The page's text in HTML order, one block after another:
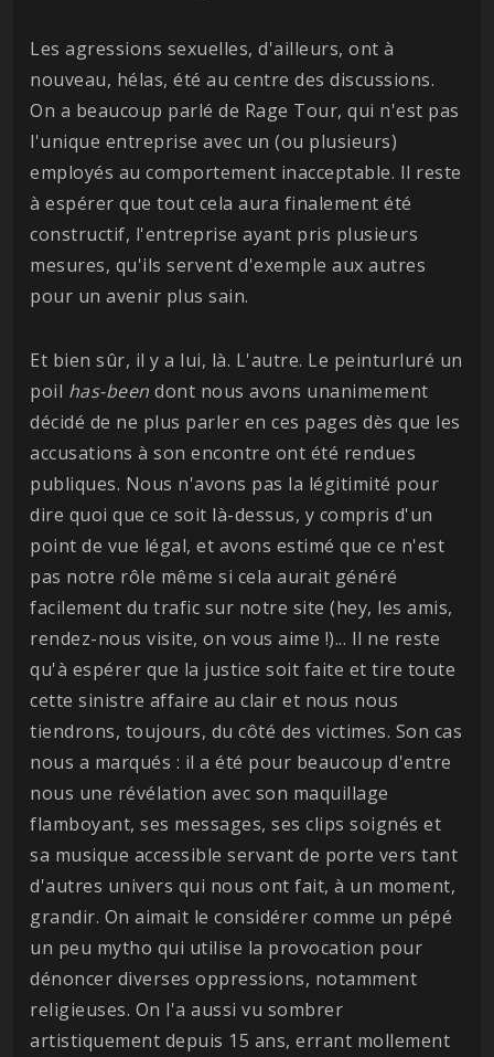
Les agressions sexuelles, d'ailleurs, ont à
nouveau, hélas, été au centre des discussions.
On a beaucoup parlé de Rage Tour, qui n'est pas
l'unique entreprise avec un (ou plusieurs)
employés au comportement inacceptable. Il reste
à espérer que tout cela aura finalement été
constructif, l'entreprise ayant pris plusieurs
mesures, qu'ils servent d'exemple aux autres
pour un avenir plus sain.
Et bien sûr, il y a lui, là. L'autre. Le peinturluré un
poil has-been dont nous avons unanimement
décidé de ne plus parler en ces pages dès que les
accusations à son encontre ont été rendues
publiques. Nous n'avons pas la légitimité pour
dire quoi que ce soit là-dessus, y compris d'un
point de vue légal, et avons estimé que ce n'est
pas notre rôle même si cela aurait généré
facilement du trafic sur notre site (hey, les amis,
rendez-nous visite, on vous aime !)... Il ne reste
qu'à espérer que la justice soit faite et tire toute
cette sinistre affaire au clair et nous nous
tiendrons, toujours, du côté des victimes. Son cas
nous a marqués : il a été pour beaucoup d'entre
nous une révélation avec son maquillage
flamboyant, ses messages, ses clips soignés et
sa musique accessible servant de porte vers tant
d'autres univers qui nous ont fait, à un moment,
grandir. On aimait le considérer comme un pépé
un peu mytho qui utilise la provocation pour
dénoncer diverses oppressions, notamment
religieuses. On l'a aussi vu sombrer
artistiquement depuis 15 ans, errant mollement